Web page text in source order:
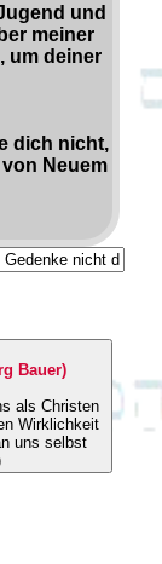
und
meiner
um deiner
dich nicht,
Neuem
Bauer)
als Christen
Wirklichkeit